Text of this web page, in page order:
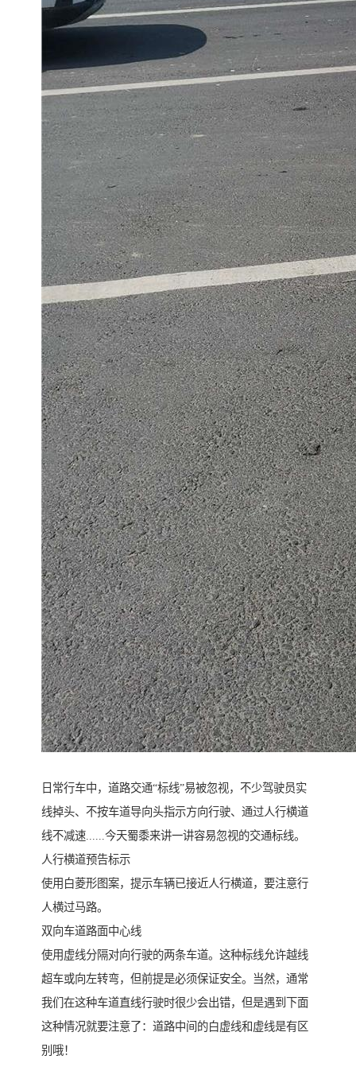
日常行车中，道路交通“标线”易被忽视，不少驾驶员实
线掉头、不按车道导向头指示方向行驶、通过人行横道
线不减速......今天蜀黍来讲一讲容易忽视的交通标线。
人行横道预告标示
使用白菱形图案，提示车辆已接近人行横道，要注意行
人横过马路。
双向车道路面中心线
使用虚线分隔对向行驶的两条车道。这种标线允许越线
超车或向左转弯，但前提是必须保证安全。当然，通常
我们在这种车道直线行驶时很少会出错，但是遇到下面
这种情况就要注意了：道路中间的白虚线和虚线是有区
别哦！